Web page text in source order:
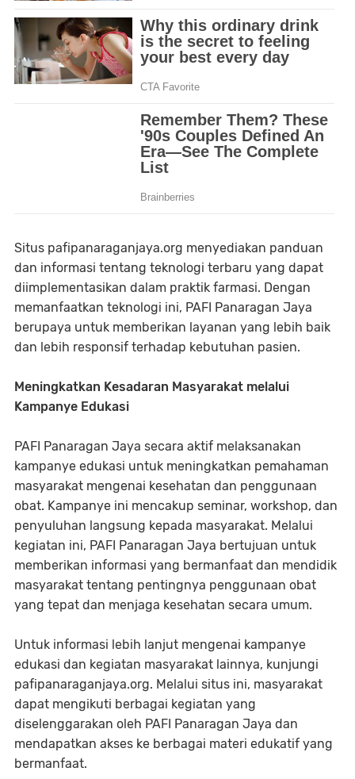
Situs pafipanaraganjaya.org menyediakan panduan
dan informasi tentang teknologi terbaru yang dapat
diimplementasikan dalam praktik farmasi. Dengan
memanfaatkan teknologi ini, PAFI Panaragan Jaya
berupaya untuk memberikan layanan yang lebih baik
dan lebih responsif terhadap kebutuhan pasien.
Meningkatkan Kesadaran Masyarakat melalui
Kampanye Edukasi
PAFI Panaragan Jaya secara aktif melaksanakan
kampanye edukasi untuk meningkatkan pemahaman
masyarakat mengenai kesehatan dan penggunaan
obat. Kampanye ini mencakup seminar, workshop, dan
penyuluhan langsung kepada masyarakat. Melalui
kegiatan ini, PAFI Panaragan Jaya bertujuan untuk
memberikan informasi yang bermanfaat dan mendidik
masyarakat tentang pentingnya penggunaan obat
yang tepat dan menjaga kesehatan secara umum.
Untuk informasi lebih lanjut mengenai kampanye
edukasi dan kegiatan masyarakat lainnya, kunjungi
pafipanaraganjaya.org. Melalui situs ini, masyarakat
dapat mengikuti berbagai kegiatan yang
diselenggarakan oleh PAFI Panaragan Jaya dan
mendapatkan akses ke berbagai materi edukatif yang
bermanfaat.